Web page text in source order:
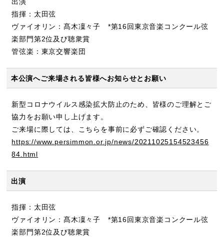
指揮：太田弦
ヴァイオリン：髙木凜々子 *第16回東京音楽コンクール弦
楽部門第2位及び聴衆賞
管弦楽：東京交響楽団
本公演へご来場される皆様へお知らせとお願い
新型コロナウイルス感染拡大防止のため、皆様のご理解とご
協力をお願い申し上げます。
ご来場に際しては、こちらを事前に必ずご確認ください。
https://www.persimmon.or.jp/news/20211025154523456
84.html
出演
指揮：太田弦
ヴァイオリン：髙木凜々子 *第16回東京音楽コンクール弦
楽部門第2位及び聴衆賞